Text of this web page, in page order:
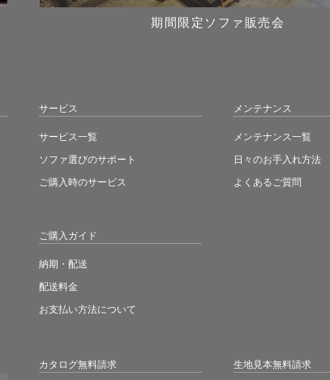
カタログ無料請求 生地見本無料請求
期間限定ソファ販売会
サービス
サービス一覧
ソファ選びのサポート
ご購入時のサービス
ご購入ガイド
納期・配送
配送料金
お支払い方法について
メンテナンス
メンテナンス一覧
日々のお手入れ方法
よくあるご質問